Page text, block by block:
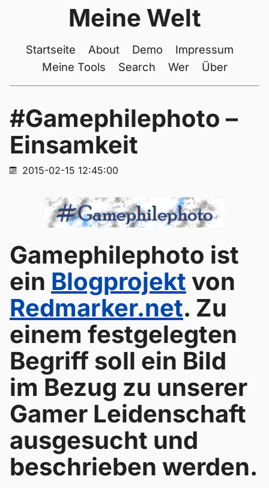
Meine Welt
Startseite About Demo
Impressum
Meine Tools
Search Wer Über
#Gamephilephoto –
Einsamkeit
2015-02-15 12:45:00
Gamephilephoto ist
ein Blogprojekt von
Redmarker.net. Zu
einem festgelegten
Begriff soll ein Bild
im Bezug zu unserer
Gamer Leidenschaft
ausgesucht und
beschrieben werden.